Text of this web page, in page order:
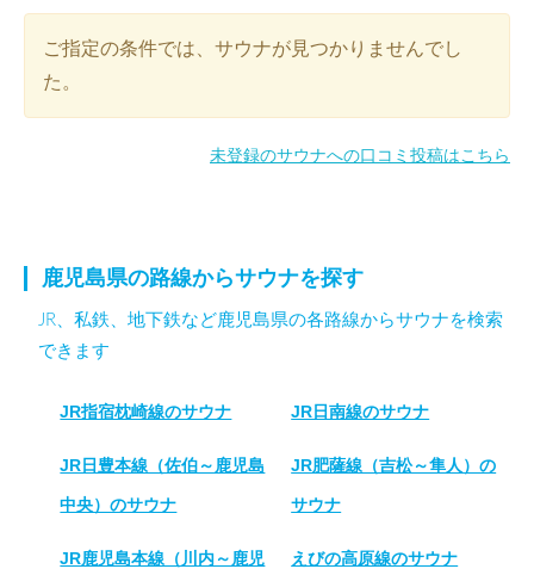
ご指定の条件では、サウナが見つかりませんでし
た。
未登録のサウナへの口コミ投稿はこちら
鹿児島県の路線からサウナを探す
JR、私鉄、地下鉄など鹿児島県の各路線からサウナを検索
できます
JR指宿枕崎線のサウナ JR日南線のサウナ
JR日豊本線（佐伯～鹿児島
中央）のサウナ
JR肥薩線（吉松～隼人）の
サウナ
JR鹿児島本線（川内～鹿児 えびの高原線のサウナ